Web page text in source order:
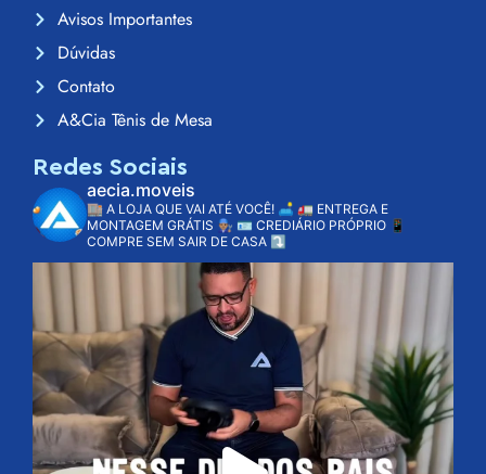
Avisos Importantes
Dúvidas
Contato
A&Cia Tênis de Mesa
Redes Sociais
aecia.moveis
🏬 A LOJA QUE VAI ATÉ VOCÊ! 🛋️ 🚛 ENTREGA E
MONTAGEM GRÁTIS 👨🏽‍🔧 🪪 CREDIÁRIO PRÓPRIO 📱
COMPRE SEM SAIR DE CASA ⤵️